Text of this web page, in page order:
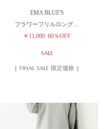
EMA BLUE'S
フラワーフリルロング…
￥11,000 60％OFF
SALE
| FINAL SALE 限定価格 |